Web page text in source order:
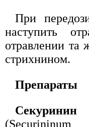
При
наступить
отравлении та
стрихнином.
Препараты